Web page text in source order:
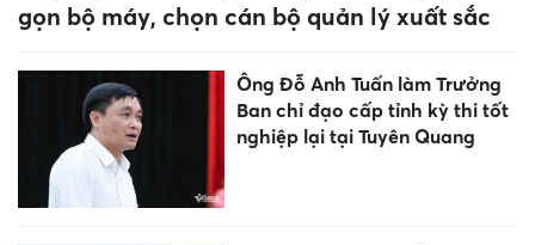
gọn bộ máy, chọn cán bộ quản lý xuất sắc
Ông Đỗ Anh Tuấn làm Trưởng
Ban chỉ đạo cấp tỉnh kỳ thi tốt
nghiệp lại tại Tuyên Quang